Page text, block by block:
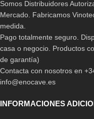
Somos Distribuidores
Mercado. Fabricamos
medida.
Pago totalmente seguro.
casa o negocio. Productos
de garantía)
Contacta con nosotros en
info@enocave.es
INFORMACIONES